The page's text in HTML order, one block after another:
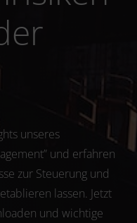
unseres
und erfahren
zur Steuerung und
lassen. Jetzt
und wichtige